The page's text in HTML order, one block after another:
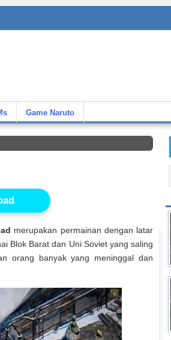
Game Naruto
merupakan permainan dengan latar
Blok Barat dan Uni Soviet yang saling
orang banyak yang meninggal dan